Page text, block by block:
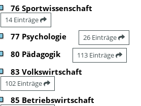
76 Sportwissenschaft
14 Einträge
77 Psychologie 26 Einträge
80 Pädagogik 113 Einträge
83 Volkswirtschaft
102 Einträge
85 Betriebswirtschaft